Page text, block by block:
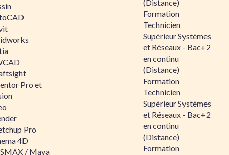
Pro et
Pro
4D
/ Maya
(Distance)
Formation
Technicien
Supérieur Systèmes
et Réseaux - Bac+2
en continu
(Distance)
Formation
Technicien
Supérieur Systèmes
et Réseaux - Bac+2
en continu
(Distance)
Formation